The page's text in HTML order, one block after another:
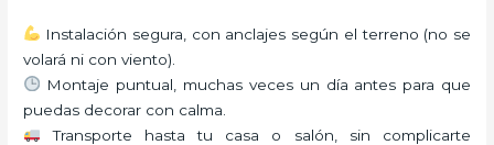
Instalación segura, con anclajes según el terreno (no se
volará ni con viento).
Montaje puntual, muchas veces un día antes para que
puedas decorar con calma.
Transporte hasta tu casa o salón, sin complicarte